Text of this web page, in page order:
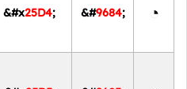
◔
&#9684;
&#x25D4;